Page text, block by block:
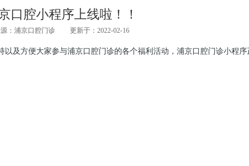
口腔小程序上线啦！！
：浦京口腔门诊 更新于：2022-02-16
以及方便大家参与浦京口腔门诊的各个福利活动，浦京口腔门诊小程序